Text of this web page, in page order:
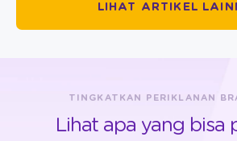
LIHAT ARTIKEL
TINGKATKAN PERIKLANAN
Lihat apa yang bisa